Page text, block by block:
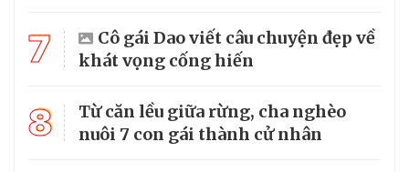
7
Cô gái Dao viết câu chuyện đẹp về
khát vọng cống hiến
8
Từ căn lều giữa rừng, cha nghèo
nuôi 7 con gái thành cử nhân